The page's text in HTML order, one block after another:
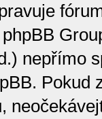
phpBB
nepřímo
Pokud